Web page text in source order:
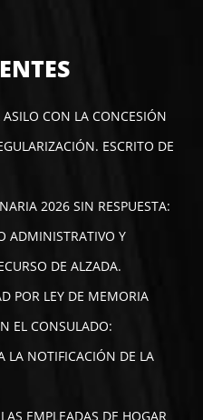
CON LA CONCESIÓN
ESCRITO DE
2026 SIN RESPUESTA:
ADMINISTRATIVO Y
DE ALZADA.
POR LEY DE MEMORIA
EL CONSULADO:
LA NOTIFICACIÓN DE LA
EMPLEADAS DE HOGAR